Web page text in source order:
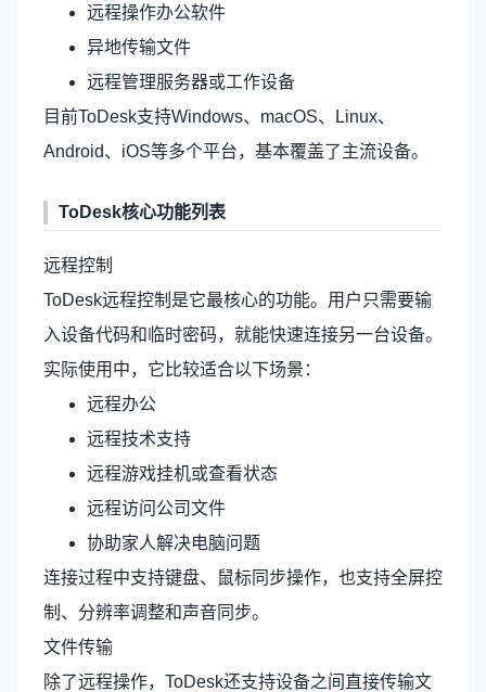
远程操作办公软件
异地传输文件
远程管理服务器或工作设备
目前ToDesk支持Windows、macOS、Linux、
Android、iOS等多个平台，基本覆盖了主流设备。
ToDesk核心功能列表
远程控制
ToDesk远程控制 是它最核心的功能。用户只需要输
入设备代码和临时密码，就能快速连接另一台设备。
实际使用中，它比较适合以下场景：
远程办公
远程技术支持
远程游戏挂机或查看状态
远程访问公司文件
协助家人解决电脑问题
连接过程中支持键盘、鼠标同步操作，也支持全屏控
制、分辨率调整和声音同步。
文件传输
除了远程操作，ToDesk还支持设备之间直接传输文